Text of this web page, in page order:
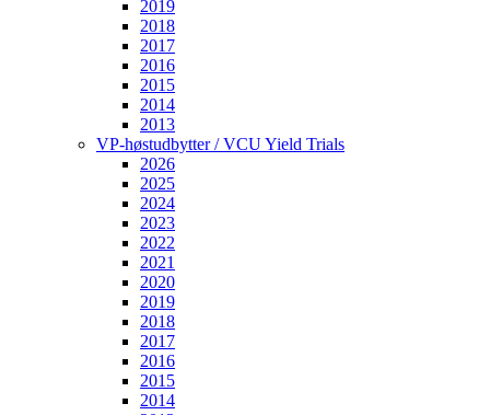
2019
2018
2017
2016
2015
2014
2013
VP-høstudbytter / VCU Yield Trials
2026
2025
2024
2023
2022
2021
2020
2019
2018
2017
2016
2015
2014